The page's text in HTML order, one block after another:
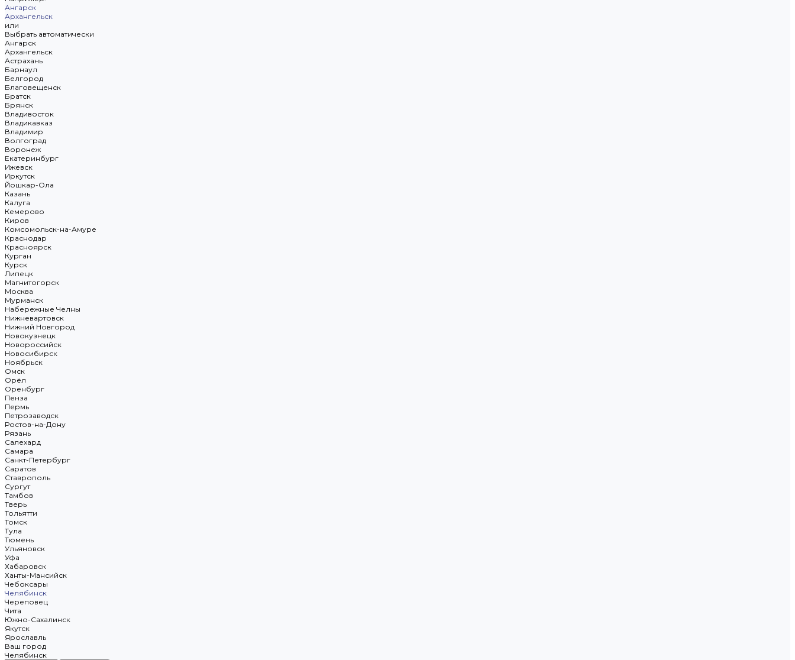
Ангарск
Архангельск
или
Выбрать автоматически
Ангарск
Архангельск
Астрахань
Барнаул
Белгород
Благовещенск
Братск
Брянск
Владивосток
Владикавказ
Владимир
Волгоград
Воронеж
Екатеринбург
Ижевск
Иркутск
Йошкар-Ола
Казань
Калуга
Кемерово
Киров
Комсомольск-на-Амуре
Краснодар
Красноярск
Курган
Курск
Липецк
Магнитогорск
Москва
Мурманск
Набережные Челны
Нижневартовск
Нижний Новгород
Новокузнецк
Новороссийск
Новосибирск
Ноябрьск
Омск
Орёл
Оренбург
Пенза
Пермь
Петрозаводск
Ростов-на-Дону
Рязань
Салехард
Самара
Санкт-Петербург
Саратов
Ставрополь
Сургут
Тамбов
Тверь
Тольятти
Томск
Тула
Тюмень
Ульяновск
Уфа
Хабаровск
Ханты-Мансийск
Чебоксары
Челябинск
Череповец
Чита
Южно-Сахалинск
Якутск
Ярославль
Ваш город
Челябинск